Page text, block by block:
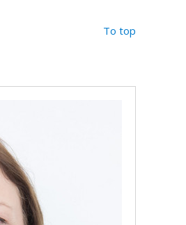
To top